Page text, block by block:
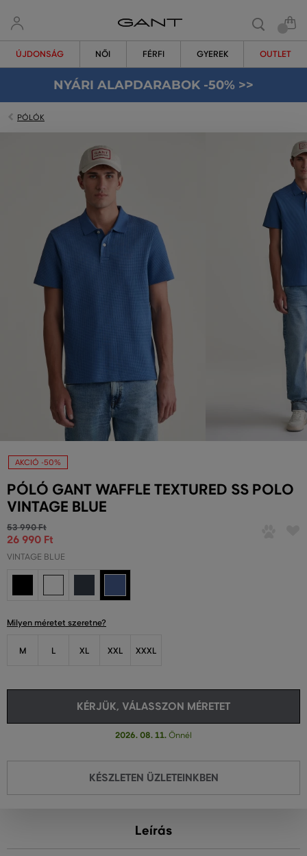
ÚJDONSÁG NŐI FÉRFI GYEREK OUTLET
NYÁRI ALAPDARABOK -50% >>
PÓLÓK
AKCIÓ -50%
PÓLÓ GANT WAFFLE TEXTURED SS POLO
VINTAGE BLUE
53 990 Ft
26 990 Ft
VINTAGE BLUE
Milyen méretet szeretne?
M L XL XXL XXXL
KÉRJÜK, VÁLASSZON MÉRETET
2026. 08. 11. Önnél
KÉSZLETEN ÜZLETEINKBEN
Leírás